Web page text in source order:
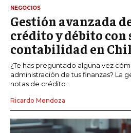
NEGOCIOS
Gestión avanzada
crédito y débito con
contabilidad en
¿Te has preguntado alguna vez
administración de tus finanzas? La
notas de crédito...
Ricardo Mendoza